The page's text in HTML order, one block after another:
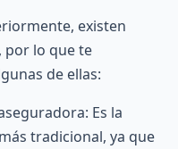
existen
por lo que te
de ellas:
Es la
tradicional, ya que